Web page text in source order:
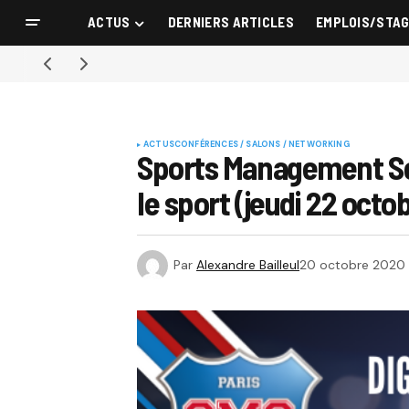
ACTUS DERNIERS ARTICLES EMPLOIS/
ACTUSCONFÉRENCES / SALONS / NETWORKING
Sports Management
le sport (jeudi 22
Par Alexandre Bailleul20 octobre 2020